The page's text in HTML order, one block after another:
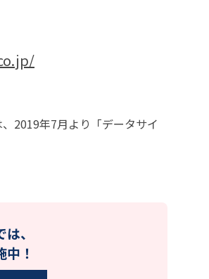
2019年7月より「データサイ
、
！